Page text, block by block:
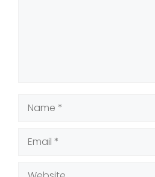
Name
Email
Website